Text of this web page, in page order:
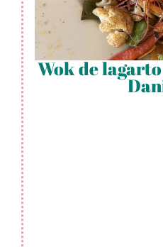
Wok de